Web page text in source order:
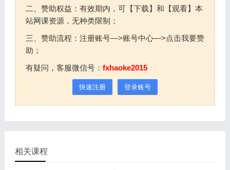
二、赞助权益：有效期内，可【下载】和【观看】本
站网课资源，无种类限制；
三、赞助流程：注册账号—>账号中心—>点击我要赞
助；
有疑问，客服微信号： fxhaoke2015
快速注册 登录账号
相关课程